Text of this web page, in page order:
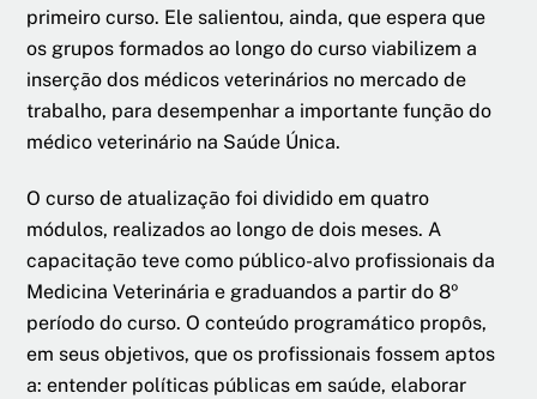
primeiro curso. Ele salientou, ainda, que espera que
os grupos formados ao longo do curso viabilizem a
inserção dos médicos veterinários no mercado de
trabalho, para desempenhar a importante função do
médico veterinário na Saúde Única.
O curso de atualização foi dividido em quatro
módulos, realizados ao longo de dois meses. A
capacitação teve como público-alvo profissionais da
Medicina Veterinária e graduandos a partir do 8º
período do curso. O conteúdo programático propôs,
em seus objetivos, que os profissionais fossem aptos
a: entender políticas públicas em saúde, elaborar